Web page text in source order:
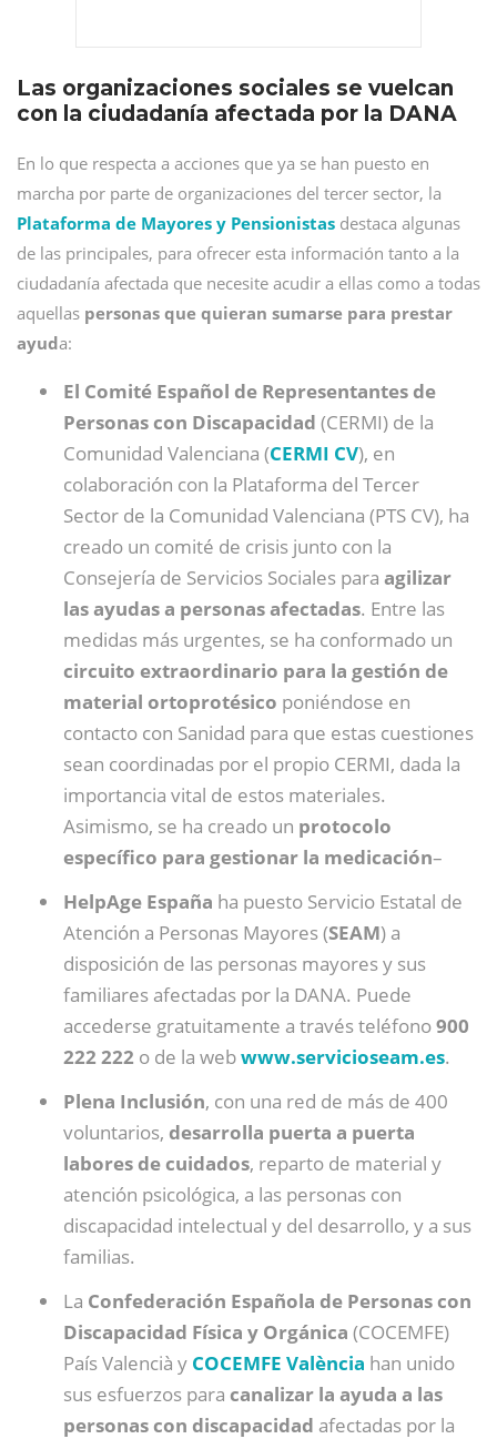
Las organizaciones sociales se vuelcan
con la ciudadanía afectada por la DANA
En lo que respecta a acciones que ya se han puesto en
marcha por parte de organizaciones del tercer sector, la
Plataforma de Mayores y Pensionistas destaca algunas
de las principales, para ofrecer esta información tanto a la
ciudadanía afectada que necesite acudir a ellas como a todas
aquellas personas que quieran sumarse para prestar
ayuda:
El Comité Español de Representantes de
Personas con Discapacidad (CERMI) de la
Comunidad Valenciana (CERMI CV), en
colaboración con la Plataforma del Tercer
Sector de la Comunidad Valenciana (PTS CV), ha
creado un comité de crisis junto con la
Consejería de Servicios Sociales para agilizar
las ayudas a personas afectadas. Entre las
medidas más urgentes, se ha conformado un
circuito extraordinario para la gestión de
material ortoprotésico poniéndose en
contacto con Sanidad para que estas cuestiones
sean coordinadas por el propio CERMI, dada la
importancia vital de estos materiales.
Asimismo, se ha creado un protocolo
específico para gestionar la medicación–
HelpAge España ha puesto Servicio Estatal de
Atención a Personas Mayores (SEAM) a
disposición de las personas mayores y sus
familiares afectadas por la DANA. Puede
accederse gratuitamente a través teléfono900
222 222 o de la webwww.servicioseam.es.
Plena Inclusión, con una red de más de 400
voluntarios, desarrolla puerta a puerta
labores de cuidados, reparto de material y
atención psicológica, a las personas con
discapacidad intelectual y del desarrollo, y a sus
familias.
La Confederación Española de Personas con
Discapacidad Física y Orgánica (COCEMFE)
País Valencià y COCEMFE València han unido
sus esfuerzos para canalizar la ayuda a las
personas con discapacidad afectadas por la